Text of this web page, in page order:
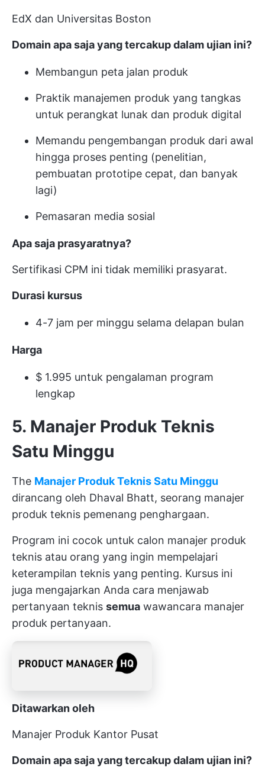
EdX dan Universitas Boston
Domain apa saja yang tercakup dalam ujian ini?
Membangun peta jalan produk
Praktik manajemen produk yang tangkas
untuk perangkat lunak dan produk digital
Memandu pengembangan produk dari awal
hingga proses penting (penelitian,
pembuatan prototipe cepat, dan banyak
lagi)
Pemasaran media sosial
Apa saja prasyaratnya?
Sertifikasi CPM ini tidak memiliki prasyarat.
Durasi kursus
4-7 jam per minggu selama delapan bulan
Harga
$ 1.995 untuk pengalaman program
lengkap
5. Manajer Produk Teknis
Satu Minggu
The Manajer Produk Teknis Satu Minggu
dirancang oleh Dhaval Bhatt, seorang manajer
produk teknis pemenang penghargaan.
Program ini cocok untuk calon manajer produk
teknis atau orang yang ingin mempelajari
keterampilan teknis yang penting. Kursus ini
juga mengajarkan Anda cara menjawab
pertanyaan teknis semua wawancara manajer
produk pertanyaan.
Ditawarkan oleh
Manajer Produk Kantor Pusat
Domain apa saja yang tercakup dalam ujian ini?